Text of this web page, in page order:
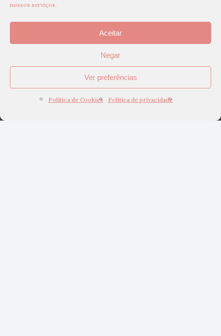
nossos serviços.
Aceitar
Negar
Ver preferências
Política de Cookies Política de privacidade